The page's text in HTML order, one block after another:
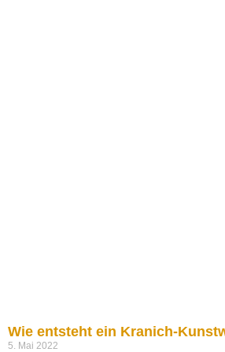
Wie entsteht ein Kranich-
5. Mai 2022